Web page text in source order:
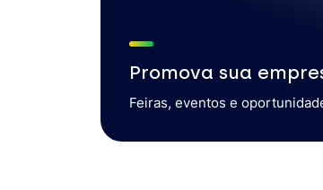
Promova sua
Feiras, eventos e